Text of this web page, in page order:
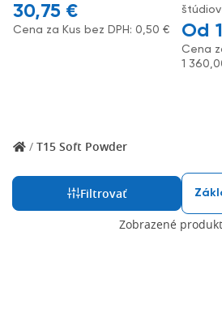
30,75 €
Cena za Kus bez DPH: 0,50 €
Cena
1
/ T15 Soft Powder
Filtrovať
Zobrazené